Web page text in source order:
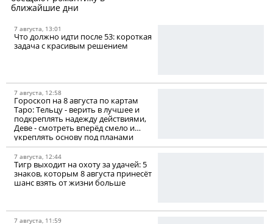
ближайшие дни
7 августа, 13:01
Что должно идти после 53: короткая
задача с красивым решением
7 августа, 12:58
Гороскоп на 8 августа по картам
Таро: Тельцу - верить в лучшее и
подкреплять надежду действиями,
Деве - смотреть вперёд смело и
укреплять основу под планами
7 августа, 12:44
Тигр выходит на охоту за удачей: 5
знаков, которым 8 августа принесёт
шанс взять от жизни больше
7 августа, 11:59